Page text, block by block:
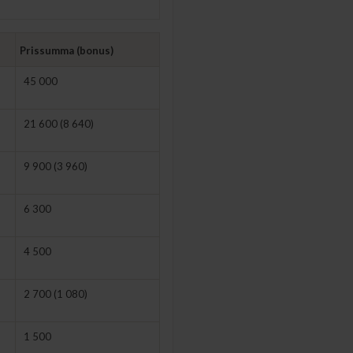
Prissumma (bonus)
45 000
21 600 (8 640)
9 900 (3 960)
6 300
4 500
2 700 (1 080)
1 500